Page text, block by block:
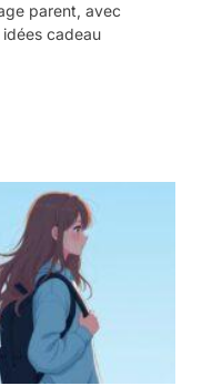
parent, avec
cadeau